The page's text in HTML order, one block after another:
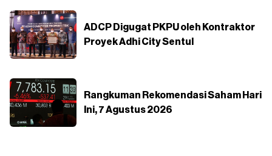
ADCP Digugat PKPU oleh Kontraktor
Proyek Adhi City Sentul
Rangkuman Rekomendasi Saham Hari
Ini, 7 Agustus 2026